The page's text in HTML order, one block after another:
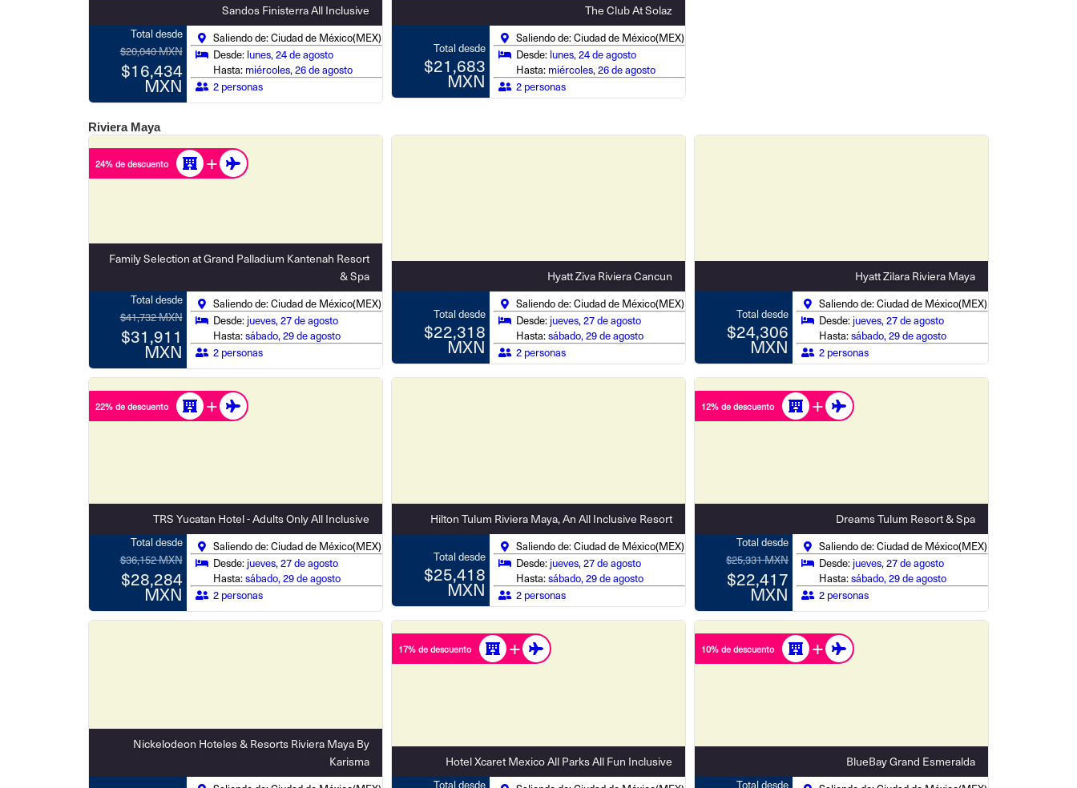
Sandos Finisterra All Inclusive
Total desde
$20,040 MXN
$16,434
MXN
Saliendo de: Ciudad de México(MEX)
Desde: lunes, 24 de agosto
Hasta: miércoles, 26 de agosto
2 personas
The Club At Solaz
Total desde
$21,683
MXN
Saliendo de: Ciudad de México(MEX)
Desde: lunes, 24 de agosto
Hasta: miércoles, 26 de agosto
2 personas
Riviera Maya
24% de descuento
Family Selection at Grand Palladium Kantenah Resort
& Spa
Total desde
$41,732 MXN
$31,911
MXN
Saliendo de: Ciudad de México(MEX)
Desde: jueves, 27 de agosto
Hasta:sábado, 29 de agosto
2 personas
Hyatt Ziva Riviera Cancun
Total desde
$22,318
MXN
Saliendo de: Ciudad de México(MEX)
Desde: jueves, 27 de agosto
Hasta:sábado, 29 de agosto
2 personas
Hyatt Zilara Riviera Maya
Total desde
$24,306
MXN
Saliendo de: Ciudad de México(MEX)
Desde: jueves, 27 de agosto
Hasta:sábado, 29 de agosto
2 personas
22% de descuento
TRS Yucatan Hotel - Adults Only All Inclusive
Total desde
$36,152 MXN
$28,284
MXN
Saliendo de: Ciudad de México(MEX)
Desde: jueves, 27 de agosto
Hasta:sábado, 29 de agosto
2 personas
Hilton Tulum Riviera Maya, An All Inclusive Resort
Total desde
$25,418
MXN
Saliendo de: Ciudad de México(MEX)
Desde: jueves, 27 de agosto
Hasta:sábado, 29 de agosto
2 personas
12% de descuento
Dreams Tulum Resort & Spa
Total desde
$25,331 MXN
$22,417
MXN
Saliendo de: Ciudad de México(MEX)
Desde: jueves, 27 de agosto
Hasta:sábado, 29 de agosto
2 personas
Nickelodeon Hoteles & Resorts Riviera Maya By
Karisma
17% de descuento
Hotel Xcaret Mexico All Parks All Fun Inclusive
Total desde
10% de descuento
BlueBay Grand Esmeralda
Total desde